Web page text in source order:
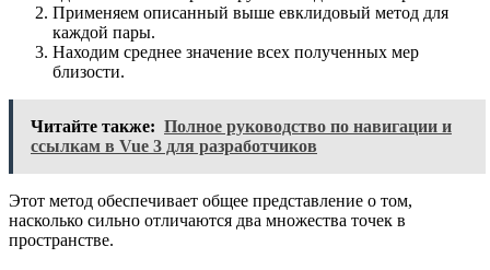
Применяем описанный выше евклидовый метод для
каждой пары.
Находим среднее значение всех полученных мер
близости.
Читайте также: Полное руководство по навигации и
ссылкам в Vue 3 для разработчиков
Этот метод обеспечивает общее представление о том,
насколько сильно отличаются два множества точек в
пространстве.